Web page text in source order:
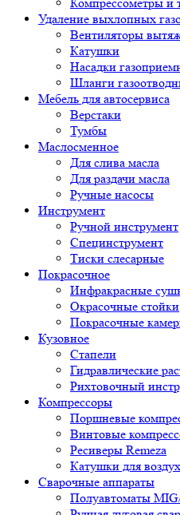
Удаление выхлопных
Вентиляторы
Катушки
Насадки
Шланги
Мебель для автосервиса
Верстаки
Тумбы
Маслосменное
Для слива масла
Для раздачи масла
Ручные насосы
Инструмент
Ручной инструмент
Специнструмент
Тиски слесарные
Покрасочное
Инфракрасные
Окрасочные стойки
Покрасочные
Кузовное
Стапели
Гидравлические
Рихтовочный
Компрессоры
Поршневые
Винтовые
Ресиверы Remeza
Катушки для
Сварочные аппараты
Полуавтоматы